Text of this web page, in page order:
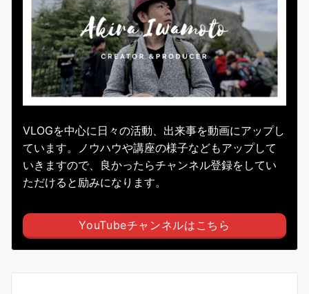
VLOGを中心に日々の活動、出来事を動画にアップし
ています。ノウハウや講座の様子などもアップして
いきますので、良かったらチャンネル登録をしてい
ただけると励みになります。
YouTubeチャンネルはこちら